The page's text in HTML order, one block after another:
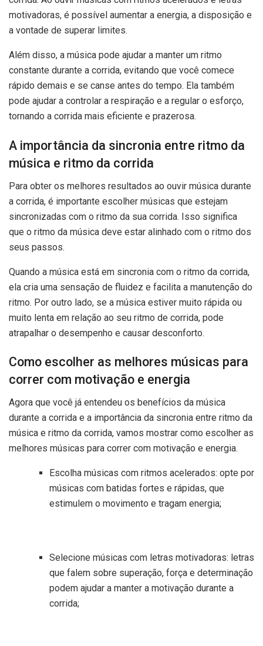
motivadoras, é possível aumentar a energia, a disposição e
a vontade de superar limites.
Além disso, a música pode ajudar a manter um ritmo
constante durante a corrida, evitando que você comece
rápido demais e se canse antes do tempo. Ela também
pode ajudar a controlar a respiração e a regular o esforço,
tornando a corrida mais eficiente e prazerosa.
A importância da sincronia entre ritmo da
música e ritmo da corrida
Para obter os melhores resultados ao ouvir música durante
a corrida, é importante escolher músicas que estejam
sincronizadas com o ritmo da sua corrida. Isso significa
que o ritmo da música deve estar alinhado com o ritmo dos
seus passos.
Quando a música está em sincronia com o ritmo da corrida,
ela cria uma sensação de fluidez e facilita a manutenção do
ritmo. Por outro lado, se a música estiver muito rápida ou
muito lenta em relação ao seu ritmo de corrida, pode
atrapalhar o desempenho e causar desconforto.
Como escolher as melhores músicas para
correr com motivação e energia
Agora que você já entendeu os benefícios da música
durante a corrida e a importância da sincronia entre ritmo da
música e ritmo da corrida, vamos mostrar como escolher as
melhores músicas para correr com motivação e energia.
Escolha músicas com ritmos acelerados: opte por
músicas com batidas fortes e rápidas, que
estimulem o movimento e tragam energia;
Selecione músicas com letras motivadoras: letras
que falem sobre superação, força e determinação
podem ajudar a manter a motivação durante a
corrida;